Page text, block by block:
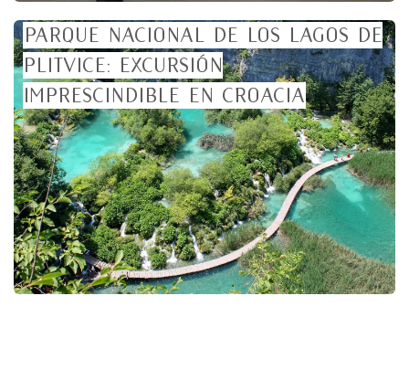
Parque Nacional de los lagos de
Plitvice: Excursión
imprescindible en Croacia